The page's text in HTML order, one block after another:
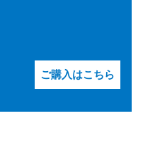
ご購入はこちら